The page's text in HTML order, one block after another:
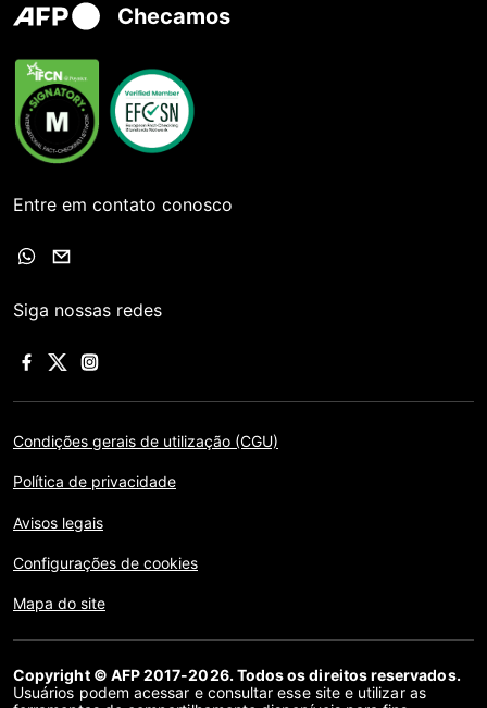
Checamos
Entre em contato conosco
Siga nossas redes
Condições gerais de utilização (CGU)
Política de privacidade
Avisos legais
Configurações de cookies
Mapa do site
Copyright © AFP 2017-2026. Todos os direitos reservados.
Usuários podem acessar e consultar esse site e utilizar as